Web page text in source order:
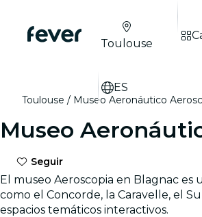
Toulouse
ES
Toulouse Museo Aeronáutico
Museo
Seguir
El museo Aeroscopia en Blagnac
como el Concorde, la Caravelle, el
espacios temáticos interactivos.